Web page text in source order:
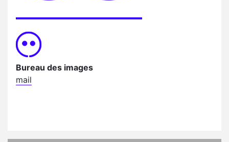
Bureau des images
mail